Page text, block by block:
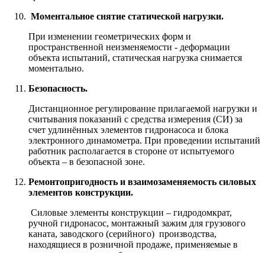
Моментальное снятие статической нагрузки.
При изменении геометрических форм и
пространственной неизменяемости - деформации
объекта испытаний, статическая нагрузка снимается
моментально.
Безопасность.
Дистанционное регулирование прилагаемой нагрузки и
считывания показаний с средства измерения (СИ) за
счет удлинённых элементов гидронасоса и блока
электронного динамометра. При проведении испытаний
работник располагается в стороне от испытуемого
объекта – в безопасной зоне.
Ремонтопригодность и взаимозаменяемость силовых
элементов конструкции.
Силовые элементы конструкции – гидродомкрат,
ручной гидронасос, монтажный зажим для грузового
каната, заводского (серийного) производства,
находящиеся в розничной продаже, применяемые в